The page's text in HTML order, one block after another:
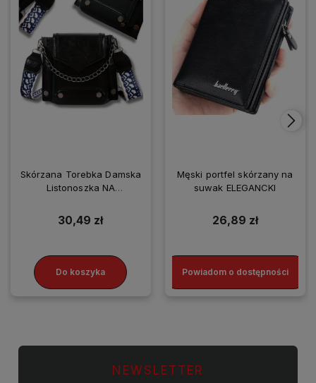
Skórzana Torebka Damska
Listonoszka NA
30,49 zł
Do koszyka
Męski portfel skórzany na
suwak ELEGANCKI
26,89 zł
Powiadom o dostępności
NEWSLETTER